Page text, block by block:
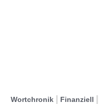
Wortchronik Finanziell